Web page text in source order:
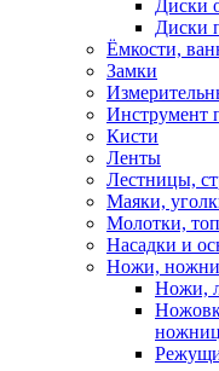
Диски
Диски
Ёмкости,
Замки
Инструмент
Кисти
Ленты
Лестницы,
Маяки,
Молотки,
Насадки и
Ножи,
Ножи,